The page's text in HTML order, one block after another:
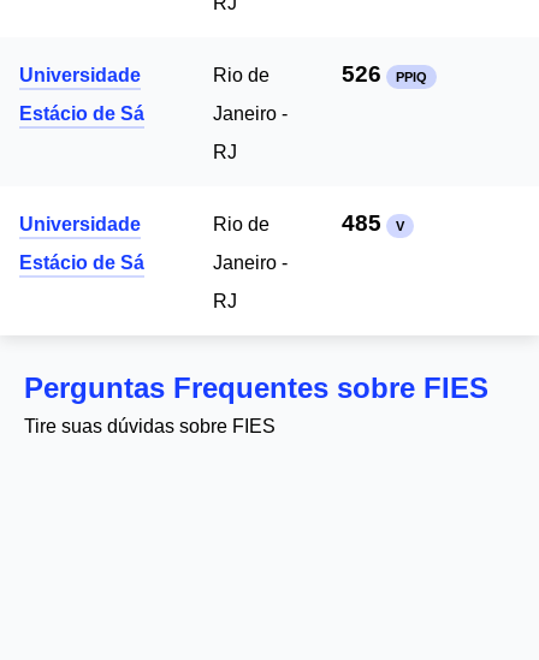
Universidade
Estácio de Sá
Rio de
Janeiro -
RJ
526 PPIQ
Universidade
Estácio de Sá
Rio de
Janeiro -
RJ
485 V
Perguntas Frequentes sobre FIES
Tire suas dúvidas sobre FIES